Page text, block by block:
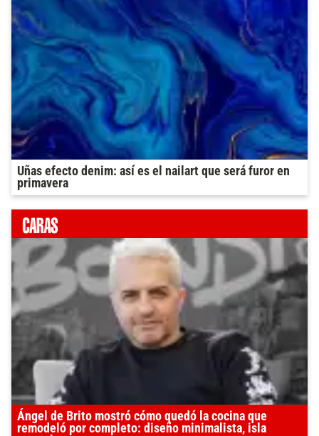
Uñas efecto denim: así es el nailart que será furor en
primavera
Ángel de Brito mostró cómo quedó la cocina que
remodeló por completo: diseño minimalista, isla